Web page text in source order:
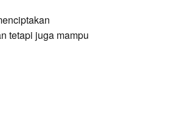
tetapi juga mampu